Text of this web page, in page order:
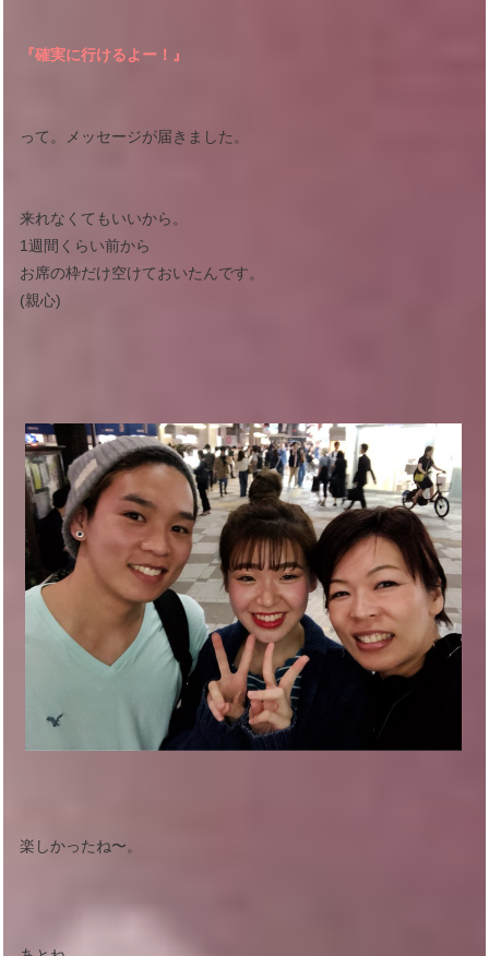
『確実に行けるよー！』
って。メッセージが届きました。
来れなくてもいいから。
1週間くらい前から
お席の枠だけ空けておいたんです。
(親心)
楽しかったね〜。